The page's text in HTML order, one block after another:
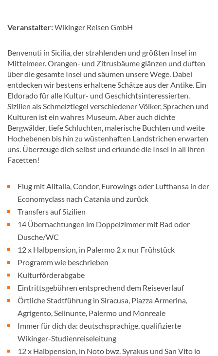
Veranstalter:Wikinger Reisen GmbH
Benvenuti in Sicilia, der strahlenden und größten Insel im
Mittelmeer. Orangen- und Zitrusbäume glänzen und duften
über die gesamte Insel und säumen unsere Wege. Dabei
entdecken wir bestens erhaltene Schätze aus der Antike. Ein
Eldorado für alle Kultur- und Geschichtsinteressierten.
Sizilien als Schmelztiegel verschiedener Völker, Sprachen und
Kulturen ist ein wahres Museum. Aber auch dichte
Bergwälder, tiefe Schluchten, malerische Buchten und weite
Hochebenen bis hin zu wüstenhaften Landstrichen erwarten
uns. Überzeuge dich selbst und erkunde die Insel in all ihren
Facetten!
Flug mit Alitalia, Condor, Eurowings oder Lufthansa in der
Economyclass nach Catania und zurück
Transfers auf Sizilien
14 Übernachtungen im Doppelzimmer mit Bad oder
Dusche/WC
12 x Halbpension, in Palermo 2 x nur Frühstück
Programm wie beschrieben
Kulturförderabgabe
Eintrittsgebühren entsprechend dem Reiseverlauf
Örtliche Stadtführung in Siracusa, Piazza Armerina,
Agrigento, Selinunte, Palermo und Monreale
Immer für dich da: deutschsprachige, qualifizierte
Wikinger-Studienreiseleitung
12 x Halbpension, in Noto bwz. Syrakus und San Vito lo